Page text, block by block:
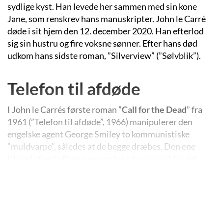
sydlige kyst. Han levede her sammen med sin kone
Jane, som renskrev hans manuskripter. John le Carré
døde i sit hjem den 12. december 2020. Han efterlod
sig sin hustru og fire voksne sønner. Efter hans død
udkom hans sidste roman, ”Silverview” (”Sølvblik”).
Telefon til afdøde
I John le Carrés første roman ”Call for the Dead” fra
1961 (”Telefon til afdøde”, 1966) manipulerer den
engelske agent George Smiley to kommunistiske
”muldvarpe”, således at de begge dræbes. Den ene